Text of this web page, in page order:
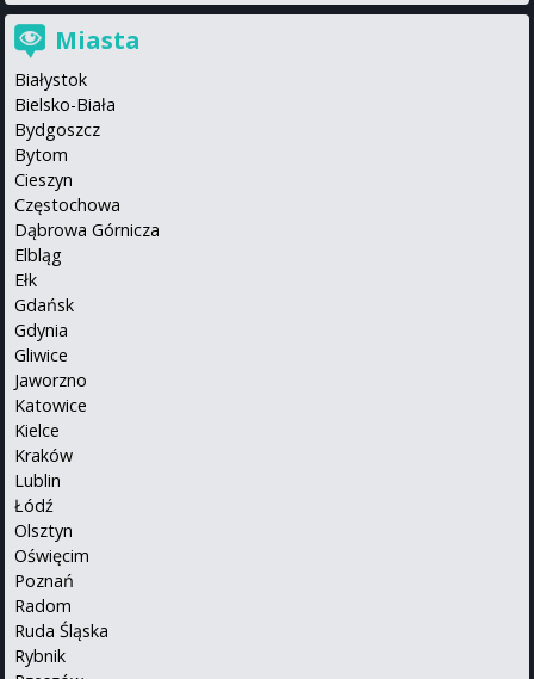
Miasta
Białystok
Bielsko-Biała
Bydgoszcz
Bytom
Cieszyn
Częstochowa
Dąbrowa Górnicza
Elbląg
Ełk
Gdańsk
Gdynia
Gliwice
Jaworzno
Katowice
Kielce
Kraków
Lublin
Łódź
Olsztyn
Oświęcim
Poznań
Radom
Ruda Śląska
Rybnik